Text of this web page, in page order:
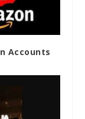
Accounts